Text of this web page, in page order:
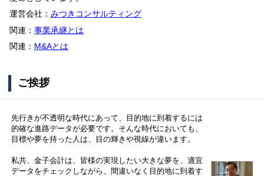
運営会社： みつきコンサルティング
関連： 事業承継とは
関連： M&Aとは
ご挨拶
先行きが不透明な時代にあって、目的地に到着するには
的確な進路データが必要です。そんな時代においても、
目標や夢を持った人は、目の輝きや視線が違います。
私共、金子会計は、皆様の実現したい大きな夢を、適宜
データをチェックしながら、間違いなく目的地に到着す